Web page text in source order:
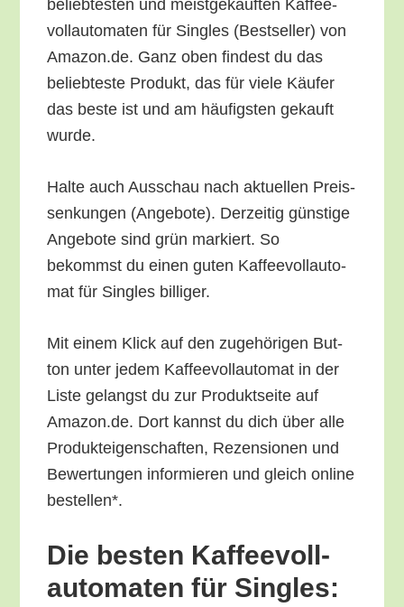
belieb­tes­ten und meist­ge­kauf­ten Kaf­fee­
voll­au­to­ma­ten für Sin­gles (Best­sel­ler) von
Amazon.de. Ganz oben fin­dest du das
belieb­tes­te Pro­dukt, das für vie­le Käu­fer
das bes­te ist und am häu­figs­ten gekauft
wurde.
Hal­te auch Aus­schau nach aktu­el­len Preis­
sen­kun­gen (Ange­bo­te). Der­zei­tig güns­ti­ge
Ange­bo­te sind grün mar­kiert. So
bekommst du einen guten Kaf­fee­voll­au­to­
mat für Sin­gles billiger.
Mit einem Klick auf den zuge­hö­ri­gen But­
ton unter jedem Kaf­fee­voll­au­to­mat in der
Lis­te gelangst du zur Pro­dukt­sei­te auf
Amazon.de. Dort kannst du dich über alle
Pro­duk­tei­gen­schaf­ten, Rezen­sio­nen und
Bewer­tun­gen infor­mie­ren und gleich online
bestellen*.
Die bes­ten Kaf­fee­voll­
au­to­ma­ten für Sin­gles: